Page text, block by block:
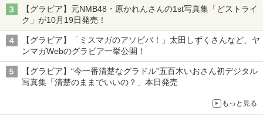
【グラビア】元NMB48・原かれんさんの1st写真集「どストライ
ク」が10月19日発売！
【グラビア】「ミスマガのアソビバ！」太田しずくさんなど、ヤ
ンマガWebのグラビア一挙公開！
【グラビア】“今一番清楚なグラドル”五百木いおさん初デジタル
写真集「清楚のままでいいの？」本日発売
もっと見る